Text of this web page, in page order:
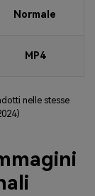
Normale
MP4
nelle stesse